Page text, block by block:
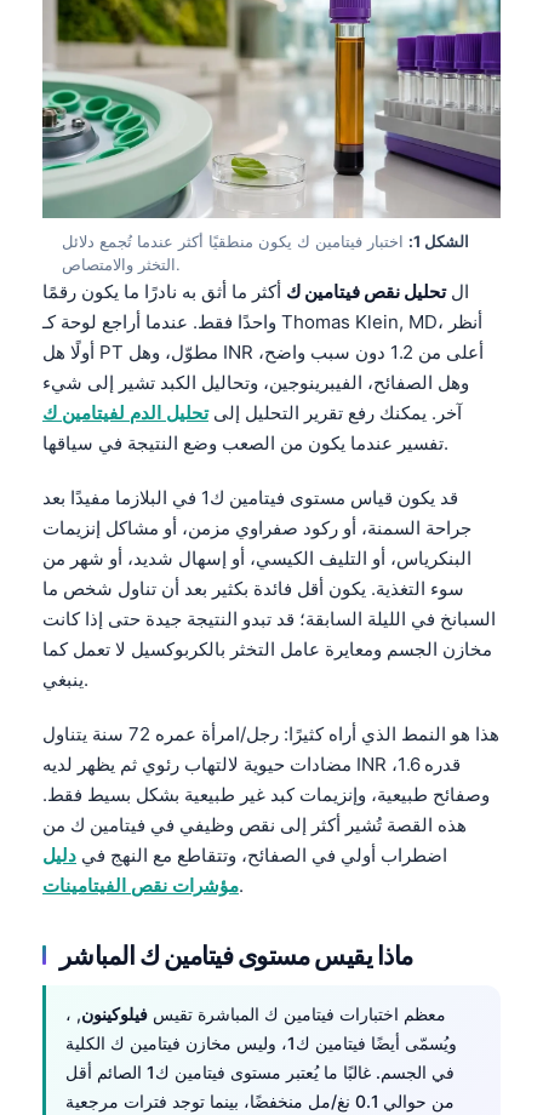
الشكل 1:
اختبار فيتامين ك يكون منطقيًا أكثر عندما تُجمع دلائل
التخثر والامتصاص.
التحليل نقص فيتامين ك أكثر ما أثق به نادرًا ما يكون رقمًا
واحدًا فقط. عندما أراجع لوحة كـ Thomas Klein, MD، أنظر
أولًا هل PT مطوّل، وهل INR أعلى من 1.2 دون سبب واضح،
وهل الصفائح، الفيبرينوجين، وتحاليل الكبد تشير إلى شيء
آخر. يمكنك رفع تقرير التحليل إلىتحليل الدم لفيتامين ك
تفسير عندما يكون من الصعب وضع النتيجة في سياقها.
قد يكون قياس مستوى فيتامين ك1 في البلازما مفيدًا بعد
جراحة السمنة، أو ركود صفراوي مزمن، أو مشاكل إنزيمات
البنكرياس، أو التليف الكيسي، أو إسهال شديد، أو شهر من
سوء التغذية. يكون أقل فائدة بكثير بعد أن تناول شخص ما
السبانخ في الليلة السابقة؛ قد تبدو النتيجة جيدة حتى إذا كانت
مخازن الجسم ومعايرة عامل التخثر بالكربوكسيل لا تعمل كما
ينبغي.
هذا هو النمط الذي أراه كثيرًا: رجل/امرأة عمره 72 سنة يتناول
مضادات حيوية لالتهاب رئوي ثم يظهر لديه INR قدره 1.6،
وصفائح طبيعية، وإنزيمات كبد غير طبيعية بشكل بسيط فقط.
هذه القصة تُشير أكثر إلى نقص وظيفي في فيتامين ك من
اضطراب أولي في الصفائح، وتتقاطع مع النهج في دليل
مؤشرات نقص الفيتامينات.
ماذا يقيس مستوى فيتامين ك المباشر
معظم اختبارات فيتامين ك المباشرة تقيس فيلوكينون, ،
ويُسمّى أيضًا فيتامين ك1، وليس مخازن فيتامين ك الكلية
في الجسم. غالبًا ما يُعتبر مستوى فيتامين ك1 الصائم أقل
من حوالي 0.1 نغ/مل منخفضًا، بينما توجد فترات مرجعية